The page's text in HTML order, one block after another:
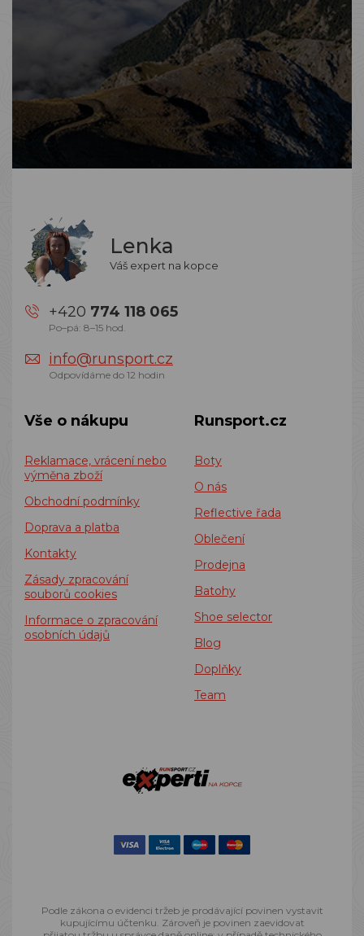
Lenka
Váš expert na kopce
+420 774 118 065
Po–pá: 8–15 hod.
info@runsport.cz
Odpovídáme do 12 hodin
Vše o nákupu
Reklamace, vrácení nebo
výměna zboží
Obchodní podmínky
Doprava a platba
Kontakty
Zásady zpracování
souborů cookies
Informace o zpracování
osobních údajů
Runsport.cz
Boty
O nás
Reflective řada
Oblečení
Prodejna
Batohy
Shoe selector
Blog
Doplňky
Team
Podle zákona o evidenci tržeb je prodávající povinen vystavit
kupujícímu účtenku. Zároveň je povinen zaevidovat